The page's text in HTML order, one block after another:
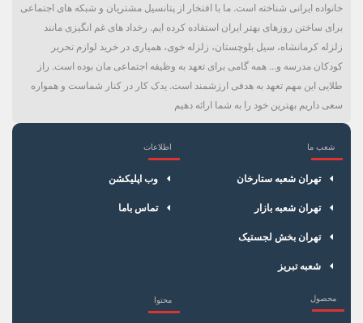
خانواده ایرانی شناخته است. ما با افتخار از پتانسیل مشتریان و شبکه های اجتماعی
برای ساختن روزهای بهتر ایران استفاده کرده ایم. رخداد های غم انگیزی مانند
زلزله کرمانشاه، سیل بلوچستان، زلزله خوی، همیاری در خرید لوازم تحریر
کودکان مدرسه و... همه گامی برای تعهد به وظیفه اجتماعی مان بوده است. راز
طلایی این مهم تعهد به هدفی ارزشمند است. یدک کار در کنار شماست و همواره
سعی داریم بهترین خود را به شما ارائه دهیم
شعب ما
تهران شعبه ستارخان
تهران شعبه بازار
تهران بخش لجستیک
شعبه تبریز
اطلاعات
وب اپلیکشن
تماس باما
محصول محتوا
×